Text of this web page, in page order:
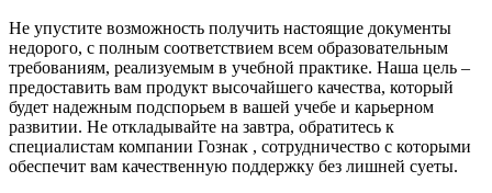
Не упустите возможность получить настоящие документы
недорого, с полным соответствием всем образовательным
требованиям, реализуемым в учебной практике. Наша цель –
предоставить вам продукт высочайшего качества, который
будет надежным подспорьем в вашей учебе и карьерном
развитии. Не откладывайте на завтра, обратитесь к
специалистам компании Гознак , сотрудничество с которыми
обеспечит вам качественную поддержку без лишней суеты.